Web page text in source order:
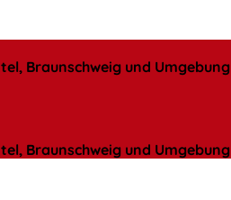
Braunschweig und Umgebung
Braunschweig und Umgebung